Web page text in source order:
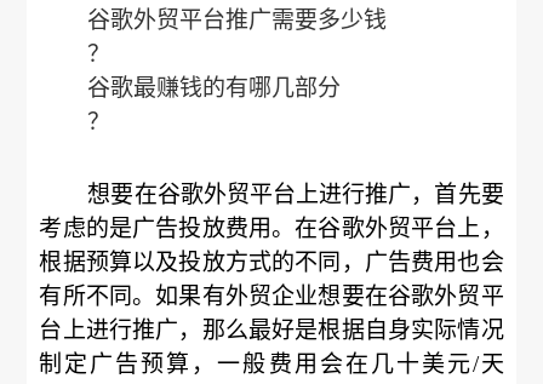
谷歌外贸平台推广需要多少钱
？
谷歌最赚钱的有哪几部分
？
想要在谷歌外贸平台上进行推广，首先要
考虑的是广告投放费用。在谷歌外贸平台上，
根据预算以及投放方式的不同，广告费用也会
有所不同。如果有外贸企业想要在谷歌外贸平
台上进行推广，那么最好是根据自身实际情况
制定广告预算，一般费用会在几十美元/天